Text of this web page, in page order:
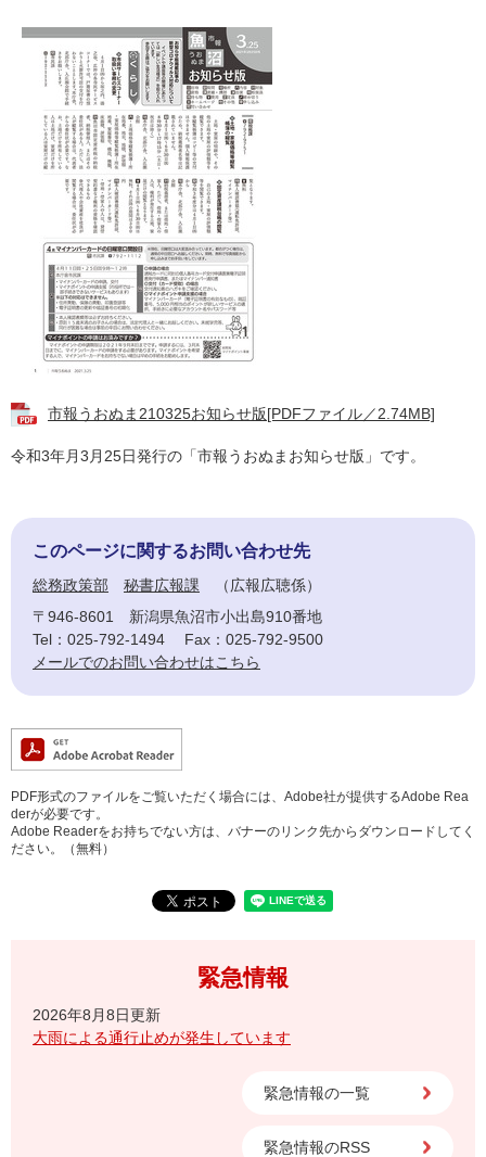
市報うおぬま210325お知らせ版[PDFファイル／2.74MB]
令和3年月3月25日発行の「市報うおぬまお知らせ版」です。
このページに関するお問い合わせ先
総務政策部 秘書広報課
広報広聴係
〒946-8601
新潟県魚沼市小出島910番地
Tel：025-792-1494
Fax：025-792-9500
メールでのお問い合わせはこちら
PDF形式のファイルをご覧いただく場合には、Adobe社が提供するAdobe Rea
derが必要です。
Adobe Readerをお持ちでない方は、バナーのリンク先からダウンロードしてく
ださい。（無料）
緊急情報
2026年8月8日更新
大雨による通行止めが発生しています
緊急情報の一覧
緊急情報のRSS